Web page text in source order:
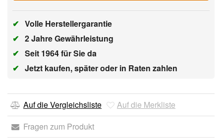
✔ Volle Herstellergarantie
✔ 2 Jahre Gewährleistung
✔ Seit 1964 für Sie da
✔ Jetzt kaufen, später oder in Raten zahlen
Auf die Vergleichsliste
Auf die Merkliste
Fragen zum Produkt